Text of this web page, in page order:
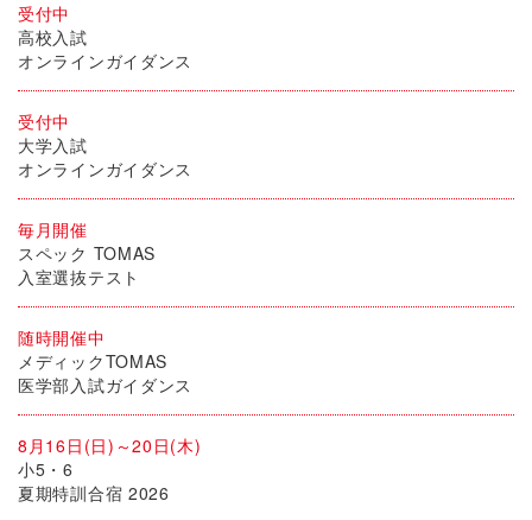
受付中
高校入試
オンラインガイダンス
受付中
大学入試
オンラインガイダンス
毎月開催
スペック TOMAS
入室選抜テスト
随時開催中
メディックTOMAS
医学部入試ガイダンス
8月16日(日)～20日(木)
小5・6
夏期特訓合宿 2026